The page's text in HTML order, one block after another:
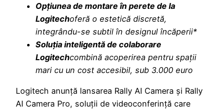
Opțiunea de montare în perete de la
Logitechoferă o estetică discretă,
integrându-se subtil în designul încăperii*
Soluția inteligentă de colaborare
Logitechcombină acoperirea pentru spații
mari cu un cost accesibil, sub 3.000 euro
Logitech anunță lansarea Rally AI Camera și Rally
AI Camera Pro, soluții de videoconferință care